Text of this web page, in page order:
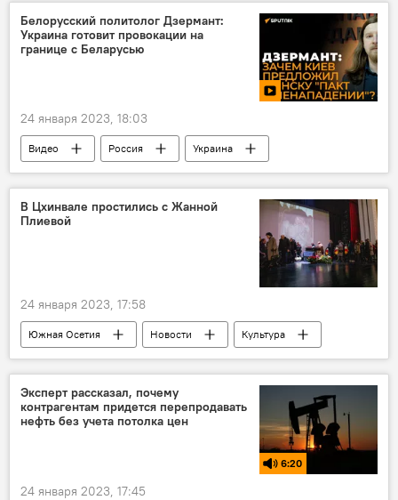
Белорусский политолог Дзермант:
Украина готовит провокации на
границе с Беларусью
24 января 2023, 18:03
Видео Россия
Украина
Беларусь
Политика
В Цхинвале простились с Жанной
Плиевой
24 января 2023, 17:58
Южная Осетия Новости
Культура
Общество
Эксперт рассказал, почему
контрагентам придется перепродавать
нефть без учета потолка цен
6:20
24 января 2023, 17:45